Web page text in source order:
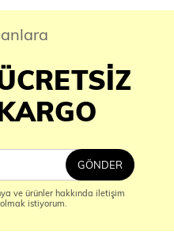
GÖNDER
ve ürünler hakkında iletişim
istiyorum.